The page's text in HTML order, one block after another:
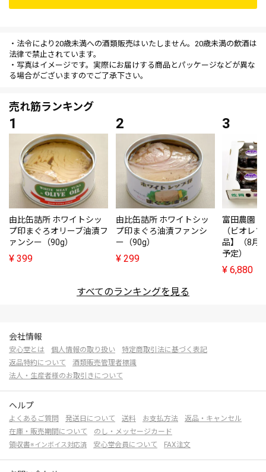
・法令により20歳未満への酒類販売はいたしません。20歳未満の飲酒は
法律で禁止されています。
・写真はイメージです。実際にお届けする商品とパッケージなどが異な
る場合がございますのでご了承下さい。
売れ筋ランキング
由比缶詰所 ホワイトシッ
プ印まぐろオリーブ油漬フ
ァンシー（90g）
¥ 399
由比缶詰所 ホワイトシッ
プ印まぐろ油漬ファンシ
ー（90g）
¥ 299
富田農園
（ビオレ
品】（8月
予定）
¥ 6,880
すべてのランキングを見る
会社情報
安心堂とは 個人情報の取り扱い
特定商取引法に基づく表記
返品特約について
酒類販売管理者標識
法人・生産者様のお取引きについて
ヘルプ
よくあるご質問 発送日について 送料 お支払方法
返品・キャンセル
在庫・販売期間について
のし・メッセージカード
領収書※インボイス対応済 安心堂会員について FAX注文